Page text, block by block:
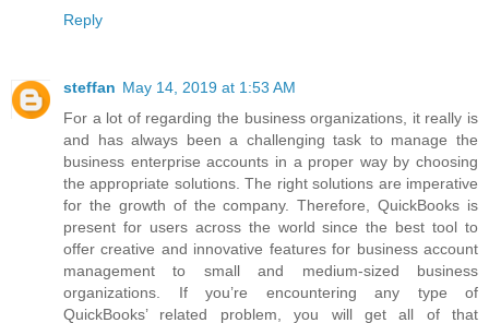
Reply
steffan May 14, 2019 at 1:53 AM
For a lot of regarding the business organizations, it really is
and has always been a challenging task to manage the
business enterprise accounts in a proper way by choosing
the appropriate solutions. The right solutions are imperative
for the growth of the company. Therefore, QuickBooks is
present for users across the world since the best tool to
offer creative and innovative features for business account
management to small and medium-sized business
organizations. If you’re encountering any type of
QuickBooks’ related problem, you will get all of that